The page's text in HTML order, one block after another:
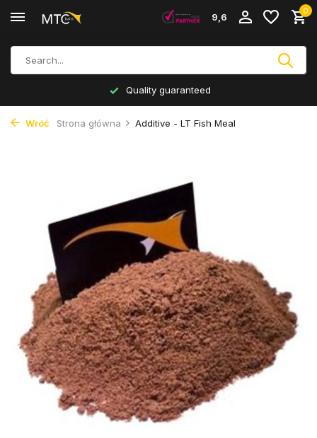
9,6
0
Quality guaranteed
Wróć Strona główna Additive - LT Fish Meal